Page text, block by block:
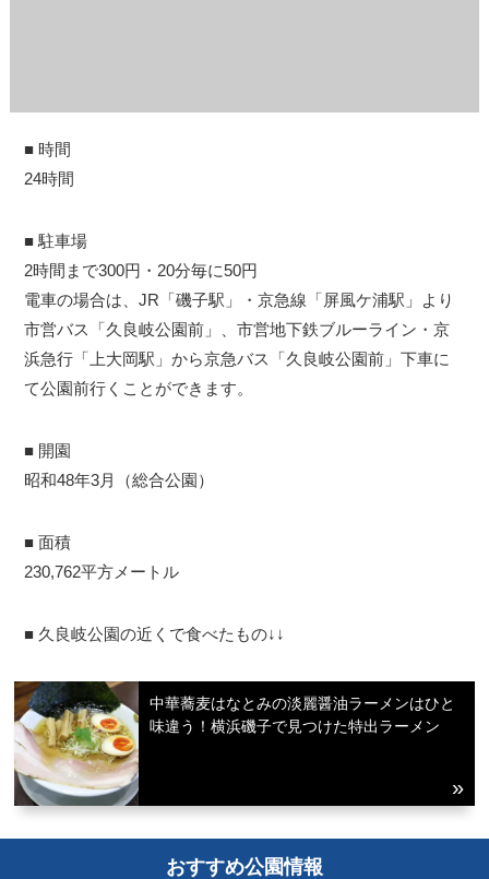
■ 時間
24時間
■ 駐車場
2時間まで300円・20分毎に50円
電車の場合は、JR「磯子駅」・京急線「屏風ケ浦駅」より
市営バス「久良岐公園前」、市営地下鉄ブルーライン・京
浜急行「上大岡駅」から京急バス「久良岐公園前」下車に
て公園前行くことができます。
■ 開園
昭和48年3月（総合公園）
■ 面積
230,762平方メートル
■ 久良岐公園の近くで食べたもの↓↓
中華蕎麦はなとみの淡麗醤油ラーメンはひと
味違う！横浜磯子で見つけた特出ラーメン
おすすめ公園情報
観光ガイド
ブログ記事
サイトについて